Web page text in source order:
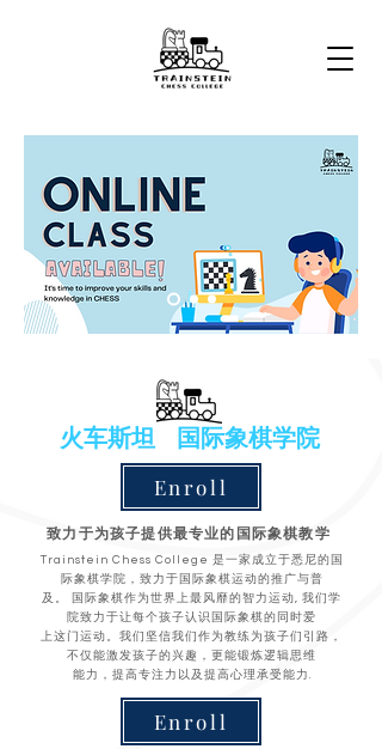
火车斯坦 国际象棋学院
Enroll
致力于为孩子提供最专业的国际象棋教学
Trainstein Chess College 是⼀家成立于悉尼的国
际象棋学院，致力于国际象棋运动的推广与普
及。 国际象棋作为世界上最风靡的智力运动, 我们学
院致⼒于让每个孩子认识国际象棋的同时爱
上这门运动。我们坚信我们作为教练为孩⼦们引路，
不仅能激发孩子的兴趣，更能锻炼逻辑思维
能力，提高专注力以及提高心理承受能力.
Enroll